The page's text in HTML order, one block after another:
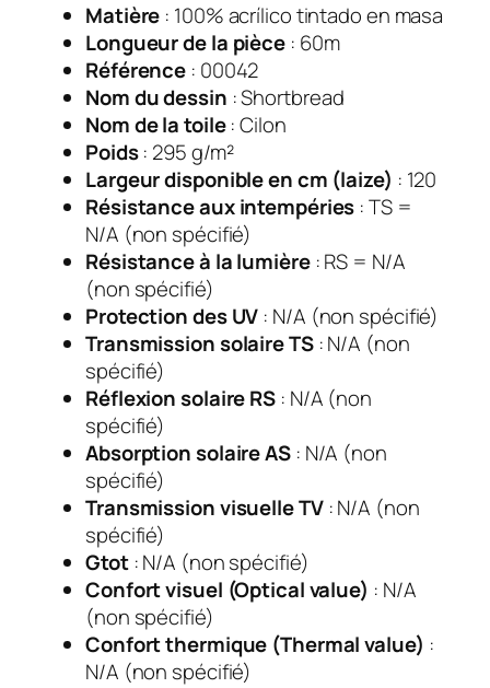
Matière : 100% acrílico tintado en masa
Longueur de la pièce : 60m
Référence : 00042
Nom du dessin : Shortbread
Nom de la toile: Cilon
Poids: 295 g/m²
Largeur disponible en cm (laize) : 120
Résistance aux intempéries : TS =
N/A (non spécifié)
Résistance à la lumière: RS = N/A
(non spécifié)
Protection des UV : N/A (non spécifié)
Transmission solaire TS: N/A (non
spécifié)
Réflexion solaire RS : N/A (non
spécifié)
Absorption solaire AS: N/A (non
spécifié)
Transmission visuelle TV: N/A (non
spécifié)
Gtot: N/A (non spécifié)
Confort visuel (Optical value) : N/A
(non spécifié)
Confort thermique (Thermal value) :
N/A (non spécifié)